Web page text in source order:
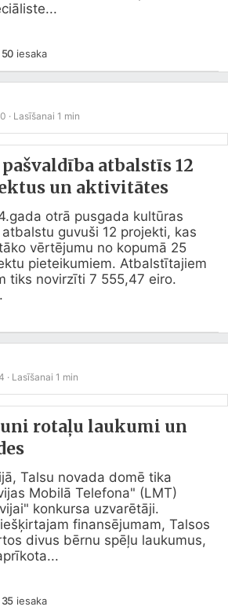
50 iesaka
· Lasīšanai 1 min
atbalstīs 12
un aktivitātes
otrā pusgada kultūras
guvuši 12 projekti, kas
vērtējumu no kopumā 25
pieteikumiem. Atbalstītajiem
tiks novirzīti 7 555,47 eiro.
· Lasīšanai 1 min
rotaļu laukumi un
Talsu novada domē tika
Mobilā Telefona" (LMT)
konkursa uzvarētāji.
finansējumam, Talsos
divus bērnu spēļu laukumus,
35 iesaka